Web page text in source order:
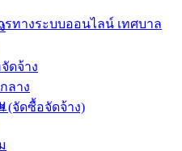
รทางระบบออนไลน์ เทศบาล
ดจ้าง
ลาง
(จัดซื้อจัดจ้าง)